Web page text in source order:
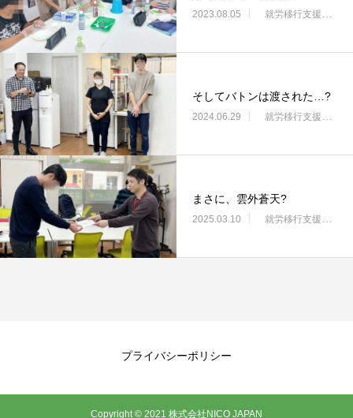
2023.08.05 就労移行支援・ニコサービス城東センター
そしてバトンは渡された…?
2024.06.29 就労移行支援・ニコサービス城東センター
まさに、雲外蒼天?
2025.03.10 就労移行支援・ニコサービス城東センター
プライバシーポリシー
Copyright © 2021 株式会社NICO JAPAN